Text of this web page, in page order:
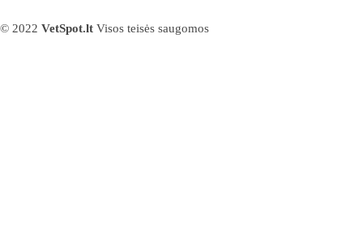
© 2022 VetSpot.lt Visos teisės saugomos